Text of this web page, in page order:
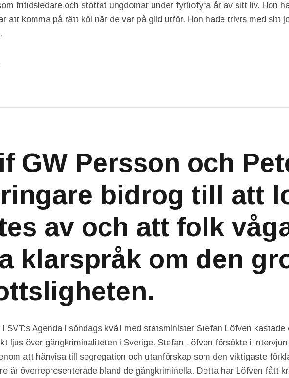
fritidsledare och stöttat ungdomar under fyrtiofyra år av sitt liv. Hon
att komma på rätt köl när de var på glid utför. Hon hade trivts med sitt
GW Persson och
bidrog till att
av och att folk
klarspråk om den
i SVT:s Agenda i söndags kväll med statsminister Stefan Löfven
ljus över gängkriminaliteten i Sverige. Stefan Löfven försökte i
att hänvisa till segregation och utanförskap som den viktigaste
är överrepresenterade bland de gängkriminella. Detta har Löfven fått